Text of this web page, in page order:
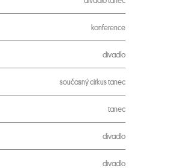
konference
divadlo
současný cirkustanec
tanec
divadlo
divadlo